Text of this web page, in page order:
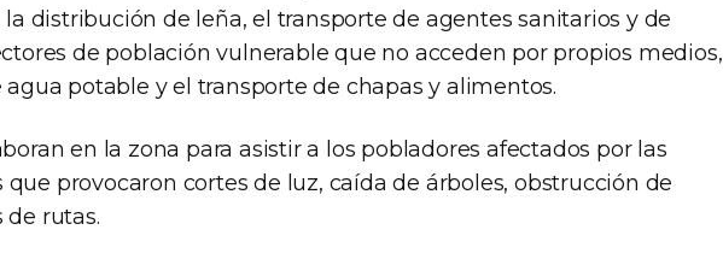
distribución de leña, el transporte de agentes sanitarios y de
de población vulnerable que no acceden por propios medios,
potable y el transporte de chapas y alimentos.
en la zona para asistir a los pobladores afectados por las
que provocaron cortes de luz, caída de árboles, obstrucción de
de rutas.